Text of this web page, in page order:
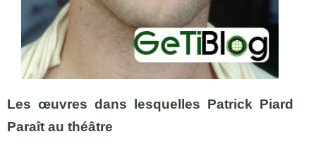
Les œuvres dans lesquelles Patrick Piard
Paraît au théâtre